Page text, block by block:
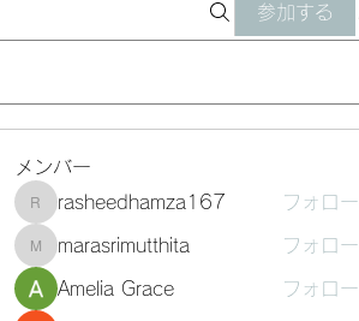
参加する
メンバー
rasheedhamza167
rasheedhamza167 フォロー
marasrimutthita
marasrimutthita フォロー
Amelia Grace フォロー